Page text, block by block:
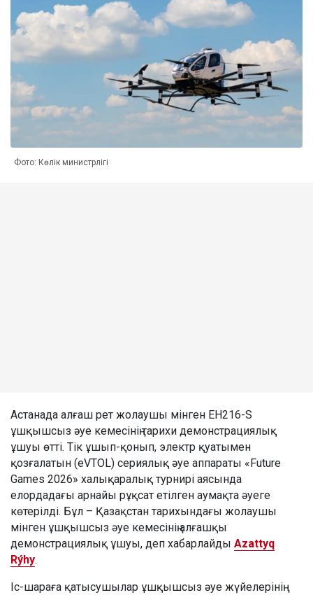
Фото: Көлік министрлігі
Астанада алғаш рет жолаушы мінген EH216-S
ұшқышсыз әуе кемесінің тарихи демонстрациялық
ұшуы өтті. Тік ұшып-қонып, электр қуатымен
қозғалатын (eVTOL) сериялық әуе аппараты «Future
Games 2026» халықаралық турнирі аясында
елордадағы арнайы рұқсат етілген аумақта әуеге
көтерілді. Бұл – Қазақстан тарихындағы жолаушы
мінген ұшқышсыз әуе кемесінің алғашқы
демонстрациялық ұшуы, деп хабарлайды Azattyq
Rýhy.
Іс-шараға қатысушылар ұшқышсыз әуе жүйелерінің